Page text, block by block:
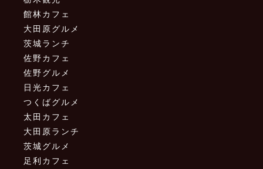
館林カフェ
大田原グルメ
茨城ランチ
佐野カフェ
佐野グルメ
日光カフェ
つくばグルメ
太田カフェ
大田原ランチ
茨城グルメ
足利カフェ